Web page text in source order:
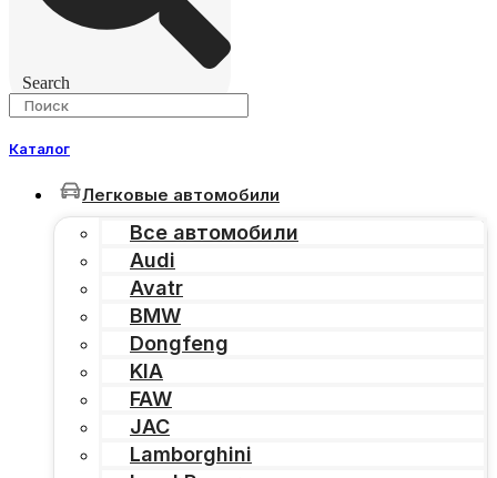
Search
Каталог
Легковые автомобили
Все автомобили
Audi
Avatr
BMW
Dongfeng
KIA
FAW
JAC
Lamborghini